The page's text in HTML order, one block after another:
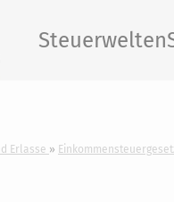
Steuerwelten
Erlasse